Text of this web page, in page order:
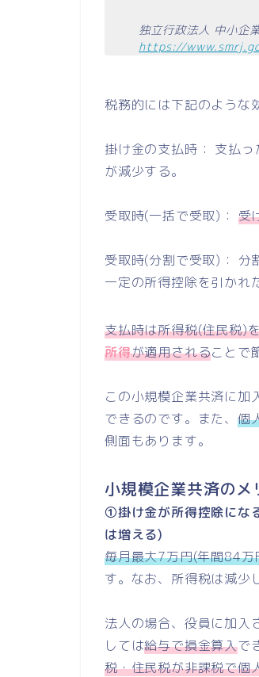
独立行政法人 中小企
https://
税務的には下記のような
掛け金の支払時： 支払
が減少する。
受取時(一括で受取)： 受
受取時(分割で受取)： 分
一定の所得控除を引かれ
支払時は所得税(住民税)
所得が適用されることで
この小規模企業共済に加
できるのです。また、個
側面もあります。
小規模企業共済のメ
①掛け金が所得控除にな
は増える)
毎月最大7万円(年間84万
す。なお、所得税は減少
法人の場合、役員に加入
しては給与で損金算入で
税・住民税が非課税で個